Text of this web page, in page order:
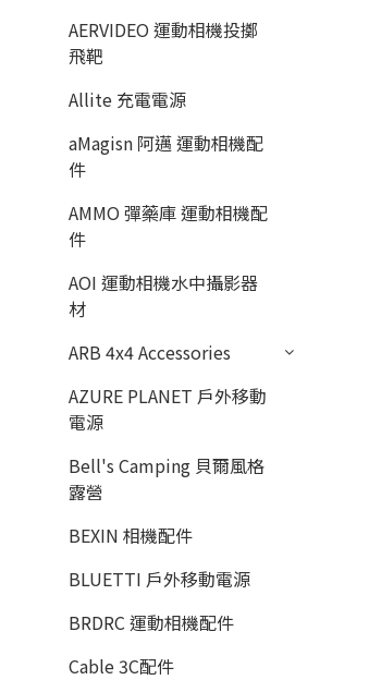
AERVIDEO 運動相機投擲
飛靶
Allite 充電電源
aMagisn 阿邁 運動相機配
件
AMMO 彈藥庫 運動相機配
件
AOI 運動相機水中攝影器
材
ARB 4x4 Accessories
AZURE PLANET 戶外移動
電源
Bell's Camping 貝爾風格
露營
BEXIN 相機配件
BLUETTI 戶外移動電源
BRDRC 運動相機配件
Cable 3C配件